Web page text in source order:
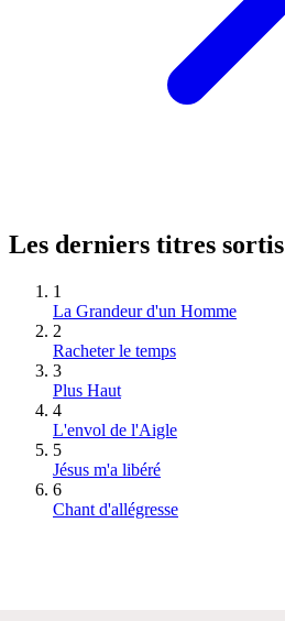
Les derniers titres sortis
1
La Grandeur d'un Homme
2
Racheter le temps
3
Plus Haut
4
L'envol de l'Aigle
5
Jésus m'a libéré
6
Chant d'allégresse